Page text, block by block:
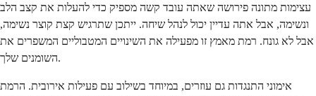
עצימות מתונה פירושה שאתה עובד קשה מספיק כדי להעלות את קצב הלב
ונשימה, אבל אתה עדיין יכול לנהל שיחה. ייתכן שתרגיש קצת קוצר נשימה,
אבל לא גונח. רמת מאמץ זו מפעילה את השינויים המטבוליים המשפרים את
השומנים שלך.
אימוני התנגדות גם עוזרים, במיוחד בשילוב עם פעילות אירובית. הרמת